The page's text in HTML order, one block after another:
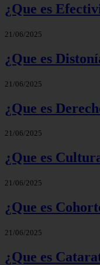
¿Que es
21/06/2025
¿Que es
21/06/2025
¿Que es
21/06/2025
¿Que es
21/06/2025
¿Que es
21/06/2025
¿Que es